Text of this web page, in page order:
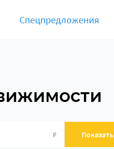
Спецпредложения
₽ Показать